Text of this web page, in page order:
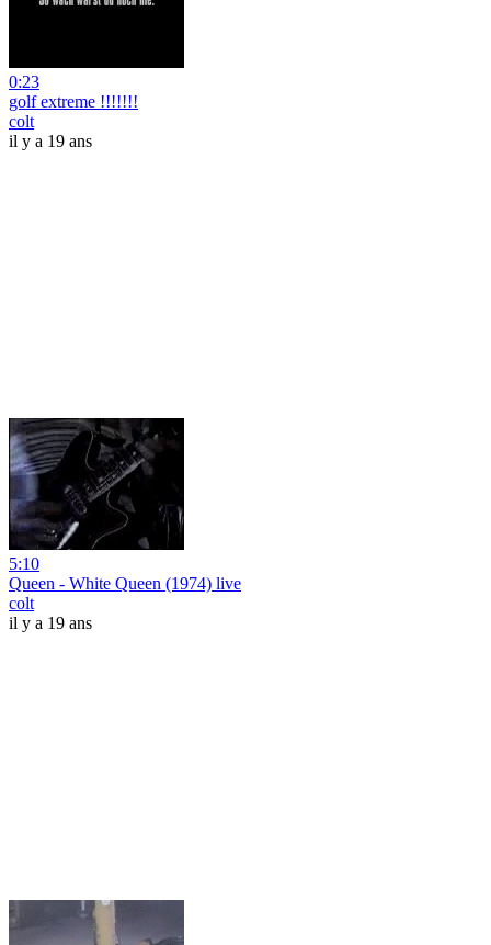
0:23
golf extreme !!!!!!!
colt
il y a 19 ans
5:10
Queen - White Queen (1974) live
colt
il y a 19 ans